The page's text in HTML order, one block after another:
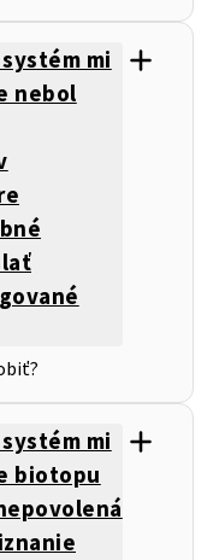
systém mi
nebol
systém mi
biotopu